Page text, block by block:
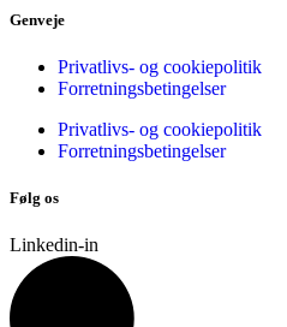
Genveje
Privatlivs- og cookiepolitik
Forretningsbetingelser
Privatlivs- og cookiepolitik
Forretningsbetingelser
Følg os
Linkedin-in